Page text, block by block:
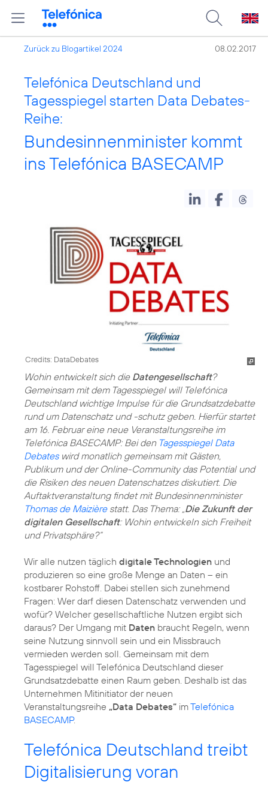
Zurück zu Blogartikel 2024 08.02.2017
Telefónica Deutschland und
Tagesspiegel starten Data Debates-
Reihe:
Bundesinnenminister kommt
ins Telefónica BASECAMP
Credits: DataDebates
Wohin entwickelt sich die Datengesellschaft?
Gemeinsam mit dem Tagesspiegel will Telefónica
Deutschland wichtige Impulse für die Grundsatzdebatte
rund um Datenschatz und -schutz geben. Hierfür startet
am 16. Februar eine neue Veranstaltungsreihe im
Telefónica BASECAMP: Bei den Tagesspiegel Data
Debateswird monatlich gemeinsam mit Gästen,
Publikum und der Online-Community das Potential und
die Risiken des neuen Datenschatzes diskutiert. Die
Auftaktveranstaltung findet mit Bundesinnenminister
Thomas de Maizièrestatt. Das Thema: „ Die Zukunft der
digitalen Gesellschaft: Wohin entwickeln sich Freiheit
und Privatsphäre?“
Wir alle nutzen täglich digitale Technologien und
produzieren so eine große Menge an Daten – ein
kostbarer Rohstoff. Dabei stellen sich zunehmend
Fragen: Wer darf diesen Datenschatz verwenden und
wofür? Welcher gesellschaftliche Nutzen ergibt sich
daraus? Der Umgang mit Daten braucht Regeln, wenn
seine Nutzung sinnvoll sein und ein Missbrauch
vermieden werden soll. Gemeinsam mit dem
Tagesspiegel will Telefónica Deutschland dieser
Grundsatzdebatte einen Raum geben. Deshalb ist das
Unternehmen Mitinitiator der neuen
Veranstaltungsreihe „Data Debates“ imTelefónica
BASECAMP.
Telefónica Deutschland treibt
Digitalisierung voran